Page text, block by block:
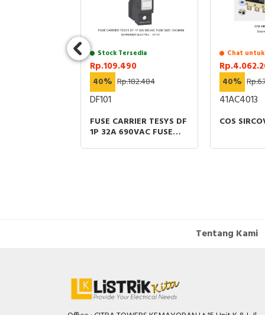
Stock Tersedia
Rp.109.490
40% Rp.182.484
DF101
FUSE CARRIER TESYS DF
1P 32A 690VAC FUSE
Chat
40%
41AC4013
COS
Tentang Kami